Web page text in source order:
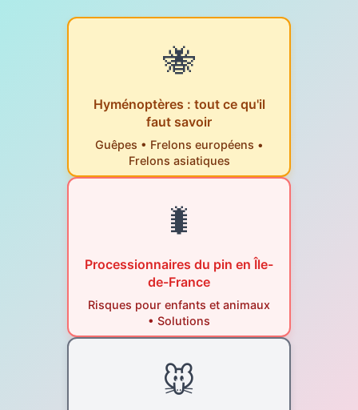
🐝
Hyménoptères : tout ce qu'il
faut savoir
Guêpes • Frelons européens •
Frelons asiatiques
🐛
Processionnaires du pin en Île-
de-France
Risques pour enfants et animaux
• Solutions
🐭